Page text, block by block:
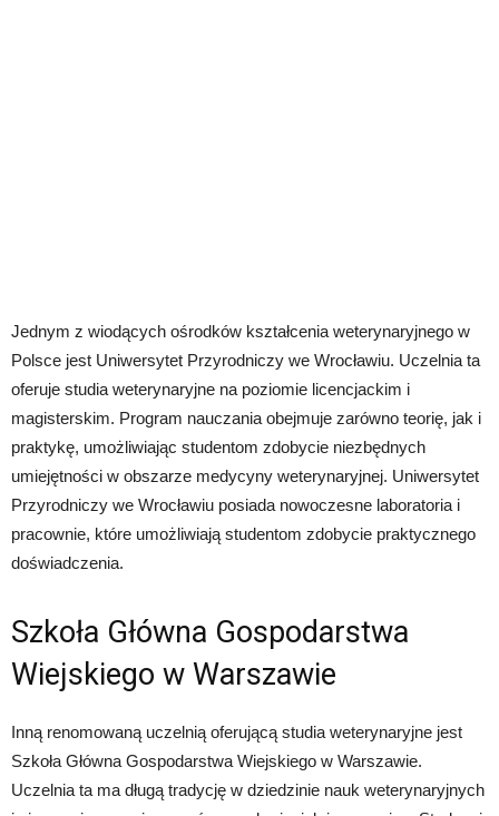
Jednym z wiodących ośrodków kształcenia weterynaryjnego w
Polsce jest Uniwersytet Przyrodniczy we Wrocławiu. Uczelnia ta
oferuje studia weterynaryjne na poziomie licencjackim i
magisterskim. Program nauczania obejmuje zarówno teorię, jak i
praktykę, umożliwiając studentom zdobycie niezbędnych
umiejętności w obszarze medycyny weterynaryjnej. Uniwersytet
Przyrodniczy we Wrocławiu posiada nowoczesne laboratoria i
pracownie, które umożliwiają studentom zdobycie praktycznego
doświadczenia.
Szkoła Główna Gospodarstwa
Wiejskiego w Warszawie
Inną renomowaną uczelnią oferującą studia weterynaryjne jest
Szkoła Główna Gospodarstwa Wiejskiego w Warszawie.
Uczelnia ta ma długą tradycję w dziedzinie nauk weterynaryjnych